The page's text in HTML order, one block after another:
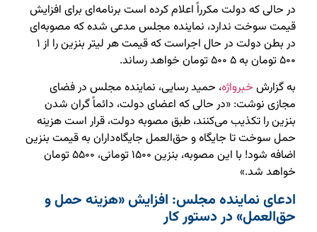
در حالی که دولت مکرراً اعلام کرده است برنامه‌ای برای افزایش
قیمت سوخت ندارد، نماینده مجلس مدعی شده که مصوبه‌ای
در بطن دولت در حال اجراست که قیمت هر لیتر بنزین را از ۱
۵۰۰ تومان به ۵ ۵۰۰ تومان خواهد رساند.
به گزارش خبرواژه، حمید رسایی، نماینده مجلس در فضای
مجازی نوشت: «‏در حالی که اعضای دولت، دائماً گران شدن
بنزین را تکذیب می‌کنند، طبق مصوبه دولت، قرار است هزینه
حمل سوخت تا جایگاه و حق‌العمل جایگاه‌داران به قیمت بنزین
اضافه شود! با این مصوبه، بنزین ۱۵۰۰ تومانی، ۵۵۰۰ تومان
خواهد شد.»
ادعای نماینده مجلس: افزایش «هزینه حمل و
حق‌العمل» در دستور کار